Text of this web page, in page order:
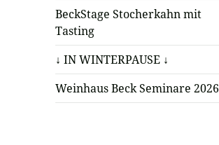
BeckStage Stocherkahn mit
Tasting
↓ IN WINTERPAUSE ↓
Weinhaus Beck Seminare 2026